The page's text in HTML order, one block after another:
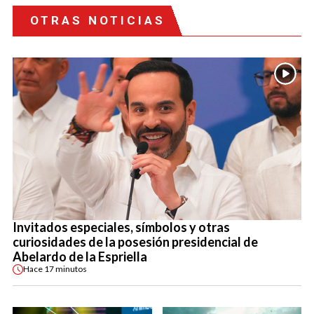
OTRAS NOTICIAS
Invitados especiales, símbolos y otras
curiosidades de la posesión presidencial de
Abelardo de la Espriella
Hace 17 minutos